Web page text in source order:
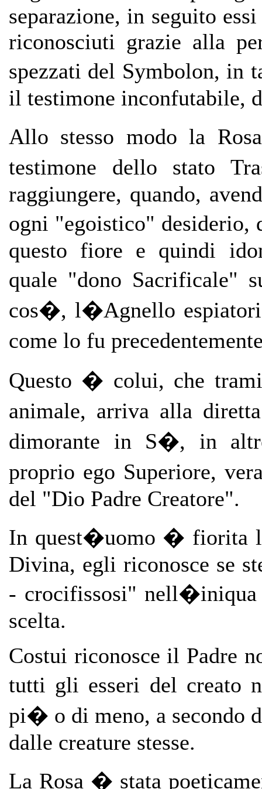
separazione, in seguito
riconosciuti grazie alla
spezzati del Symbolon, in
il testimone inconfutabile,
Allo stesso modo la
testimone dello stato
raggiungere, quando,
ogni "egoistico"
questo fiore e quindi
quale "dono Sacrificale"
cos�, l�Agnello
come lo fu
Questo � colui, che
animale, arriva alla
dimorante in S�, in
proprio ego Superiore,
del "Dio Padre Creatore".
In quest�uomo � fiorita
Divina, egli riconosce se
- crocifissosi" nell�iniqua
scelta.
Costui riconosce il Padre
tutti gli esseri del creato
pi� o di meno, a secondo
dalle creature stesse.
La Rosa � stata